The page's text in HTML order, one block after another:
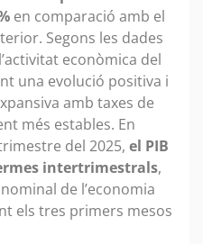
en comparació amb el
Segons les dades
econòmica del
una evolució positiva i
amb taxes de
més estables. En
del 2025, el PIB
intertrimestrals,
de l’economia
els tres primers mesos